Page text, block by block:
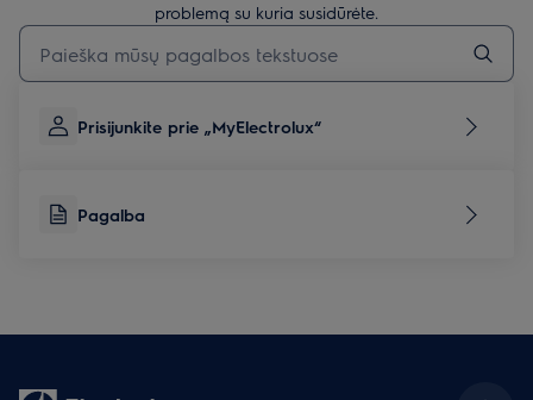
problemą su kuria susidūrėte.
Įveskite tekstą, jei norite ieškoti pagalbinių straipsnių
Prisijunkite prie „MyElectrolux“
Pagalba